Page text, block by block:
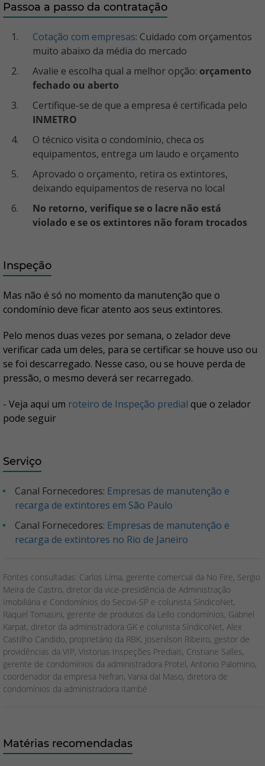
Passoa a passo da contratação
Cotação com empresas: Cuidado com orçamentos
muito abaixo da média do mercado
Avalie e escolha qual a melhor opção: orçamento
fechado ou aberto
Certifique-se de que a empresa é certificada pelo
INMETRO
O técnico visita o condomínio, checa os
equipamentos, entrega um laudo e orçamento
Aprovado o orçamento, retira os extintores,
deixando equipamentos de reserva no local
No retorno, verifique se o lacre não está
violado e se os extintores não foram trocados
Inspeção
Mas não é só no momento da manutenção que o
condomínio deve ficar atento aos seus extintores.
Pelo menos duas vezes por semana, o zelador deve
verificar cada um deles, para se certificar se houve uso ou
se foi descarregado. Nesse caso, ou se houve perda de
pressão, o mesmo deverá ser recarregado.
- Veja aqui um roteiro de Inspeção predial que o zelador
pode seguir
Serviço
Canal Fornecedores: Empresas de manutenção e
recarga de extintores em São Paulo
Canal Fornecedores: Empresas de manutenção e
recarga de extintores no Rio de Janeiro
Fontes consultadas: Carlos Lima, gerente comercial da No Fire, Sergio
Meira de Castro, diretor da vice-presidência de Administração
Imobiliária e Condomínios do Secovi-SP e colunista SíndicoNet,
Raquel Tomasini, gerente de produtos da Lello condomínios, Gabriel
Karpat, diretor da administradora GK e colunista SíndicoNet, Alex
Castilho Candido, proprietário da RBK, Josenilson Ribeiro, gestor de
providências da VIP, Vistorias Inspeções Prediais, Cristiane Salles,
gerente de condomínios da administradora Protel, Antonio Palomino,
coordenador da empresa Nefran, Vania dal Maso, diretora de
condomínios da administradora Itambé
Matérias recomendadas